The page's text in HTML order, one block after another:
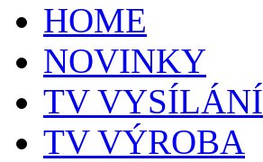
HOME
NOVINKY
TV VYSÍLÁNÍ
TV VÝROBA